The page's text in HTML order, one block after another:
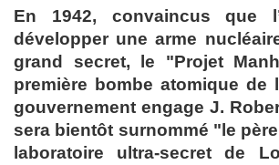
En 1942, convaincus que
développer une arme
grand secret, le "Projet
première bombe atomique de
gouvernement engage J.
sera bientôt surnommé "le
laboratoire ultra-secret de